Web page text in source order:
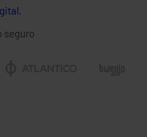
seguro